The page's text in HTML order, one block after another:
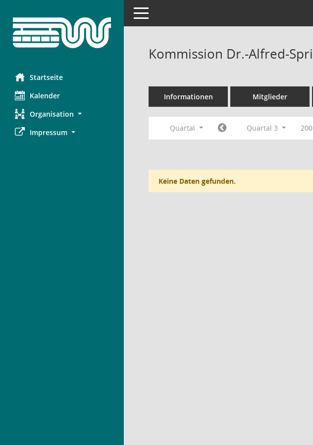
Startseite
Kalender
Organisation
Impressum
Toggle navigation
Kommission Dr.-Alfred-
Informationen Mitglieder
Quartal Quartal 3
Keine Daten gefunden.